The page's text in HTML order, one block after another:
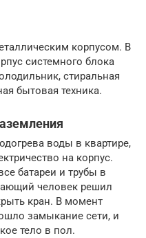
корпусом. В
системного блока
стиральная
бытовая техника.
воды в квартире,
на корпус.
батареи и трубы в
человек решил
кран. В момент
замыкание сети, и
тело в пол.